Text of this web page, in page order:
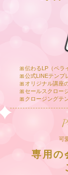
​🎀伝わるLP（ペラ
​🎀公式LINEテンプ
🎀オリジナル講座
🎀セールスクロー
​🎀クロージングテ
可
専用の